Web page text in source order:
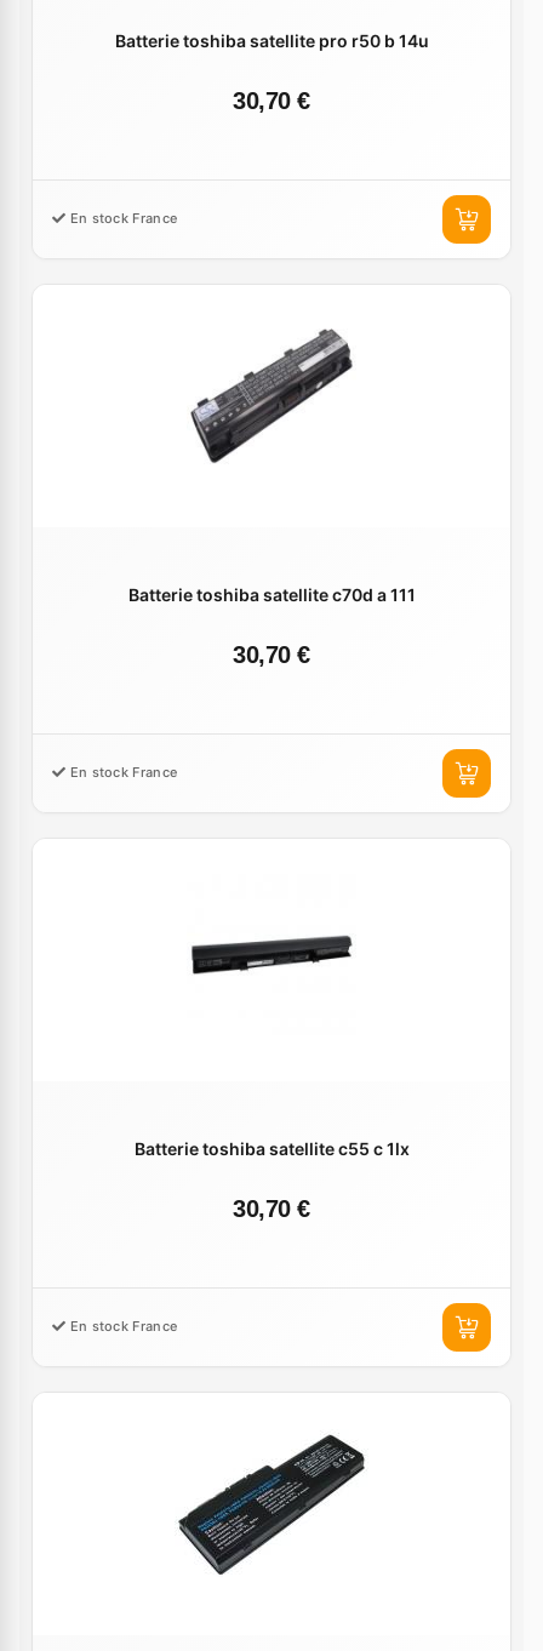
Batterie toshiba satellite pro r50 b 14u
30,70 €
En stock France
Batterie toshiba satellite c70d a 111
30,70 €
En stock France
Batterie toshiba satellite c55 c 1lx
30,70 €
En stock France